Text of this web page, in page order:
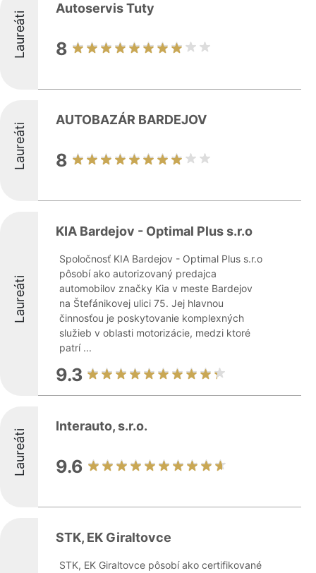
Laureáti
Autoservis Tuty
8
Laureáti
AUTOBAZÁR BARDEJOV
8
Laureáti
KIA Bardejov - Optimal Plus s.r.o
Spoločnosť KIA Bardejov - Optimal Plus s.r.o
pôsobí ako autorizovaný predajca
automobilov značky Kia v meste Bardejov
na Štefánikovej ulici 75. Jej hlavnou
činnosťou je poskytovanie komplexných
služieb v oblasti motorizácie, medzi ktoré
patrí ...
9.3
Laureáti
Interauto, s.r.o.
9.6
STK, EK Giraltovce
STK, EK Giraltovce pôsobí ako certifikované